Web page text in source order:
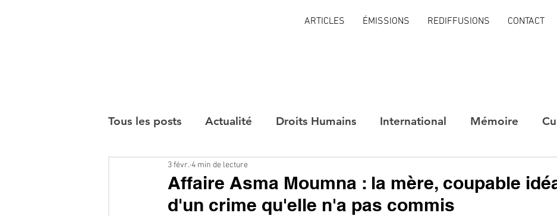
ARTICLES ÉMISSIONS REDIFFUSIONS CONTACT
Tous les posts Actualité Droits Humains International Mémoire
Interviews
Affaire Asma Moumna : la mère, coupable
d'un crime qu'elle n'a pas commis
3 févr. 4 min de lecture